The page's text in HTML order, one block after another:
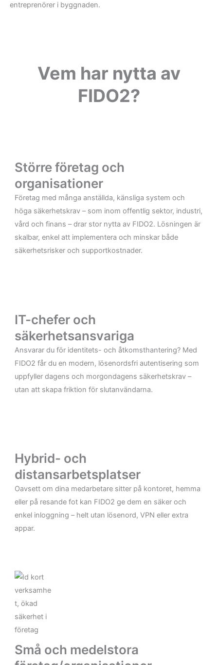
entreprenörer i byggnaden.
Vem har nytta av
FIDO2?
Större företag och
organisationer
Företag med många anställda, känsliga system och
höga säkerhetskrav – som inom offentlig sektor, industri,
vård och finans – drar stor nytta av FIDO2. Lösningen är
skalbar, enkel att implementera och minskar både
säkerhetsrisker och supportkostnader.
IT-chefer och
säkerhetsansvariga
Ansvarar du för identitets- och åtkomsthantering? Med
FIDO2 får du en modern, lösenordsfri autentisering som
uppfyller dagens och morgondagens säkerhetskrav –
utan att skapa friktion för slutanvändarna.
Hybrid- och
distansarbetsplatser
Oavsett om dina medarbetare sitter på kontoret, hemma
eller på resande fot kan FIDO2 ge dem en säker och
enkel inloggning – helt utan lösenord, VPN eller extra
appar.
Små och medelstora